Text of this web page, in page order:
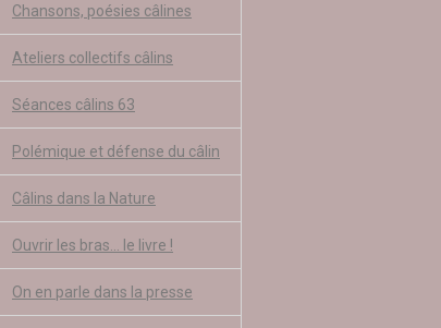
Chansons, poésies câlines
Ateliers collectifs câlins
Séances câlins 63
Polémique et défense du câlin
Câlins dans la Nature
Ouvrir les bras... le livre !
On en parle dans la presse